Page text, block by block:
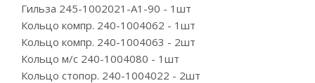
Гильза 245-1002021-А1-90 - 1шт
Кольцо компр. 240-1004062 - 1шт
Кольцо компр. 240-1004063 - 2шт
Кольцо м/с 240-1004080 - 1шт
Кольцо стопор. 240-1004022 - 2шт